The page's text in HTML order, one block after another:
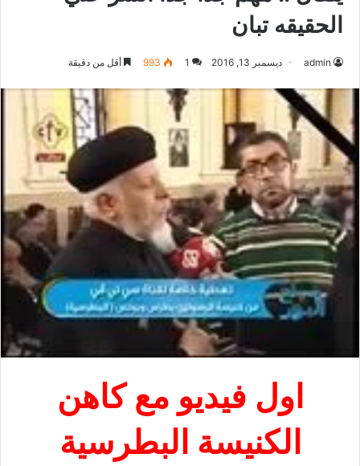
الحقيقه تبان
admin ديسمبر 13, 2016 1
993 أقل من دقيقة
اول فيديو مع كاهن
الكنيسة البطرسية